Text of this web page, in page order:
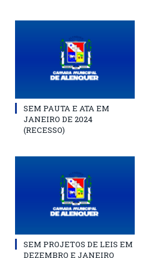
SEM PAUTA E ATA EM
JANEIRO DE 2024
(RECESSO)
SEM PROJETOS DE LEIS EM
DEZEMBRO E JANEIRO